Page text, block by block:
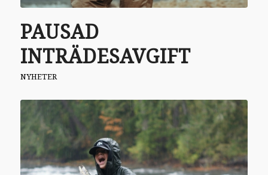
PAUSAD
INTRÄDESAVGIFT
NYHETER